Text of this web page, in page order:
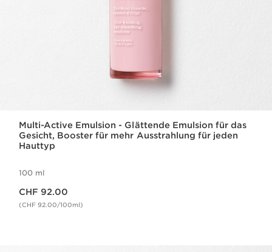
Multi-Active Emulsion - Glättende Emulsion für das
Gesicht, Booster für mehr Ausstrahlung für jeden
Hauttyp
100 ml
CHF 92.00
(CHF 92.00/100ml)